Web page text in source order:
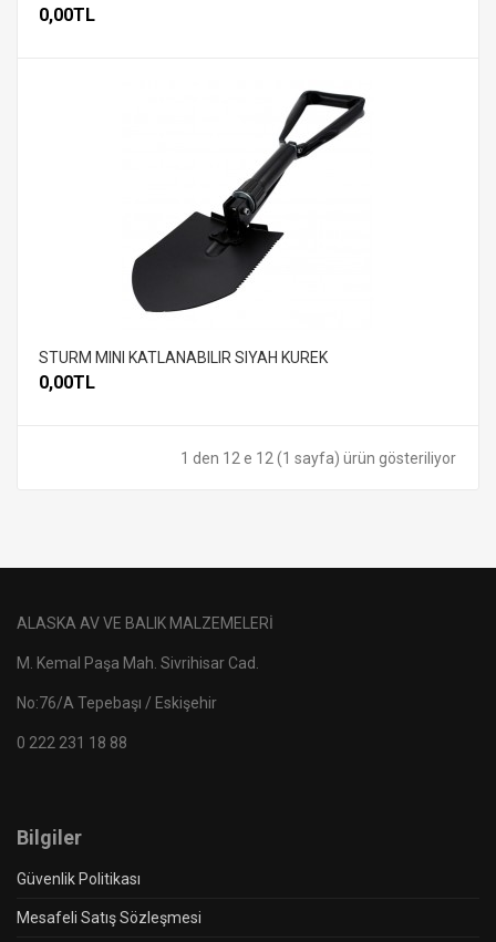
0,00TL
STURM MINI KATLANABILIR SIYAH KUREK
0,00TL
1 den 12 e 12 (1 sayfa) ürün gösteriliyor
ALASKA AV VE BALIK MALZEMELERİ
M. Kemal Paşa Mah. Sivrihisar Cad.
No:76/A Tepebaşı / Eskişehir
0 222 231 18 88
Bilgiler
Güvenlik Politikası
Mesafeli Satış Sözleşmesi